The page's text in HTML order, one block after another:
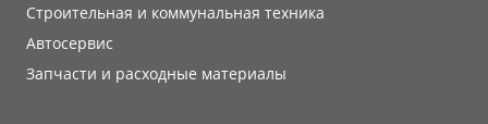
Строительная и коммунальная техника
Автосервис
Запчасти и расходные материалы